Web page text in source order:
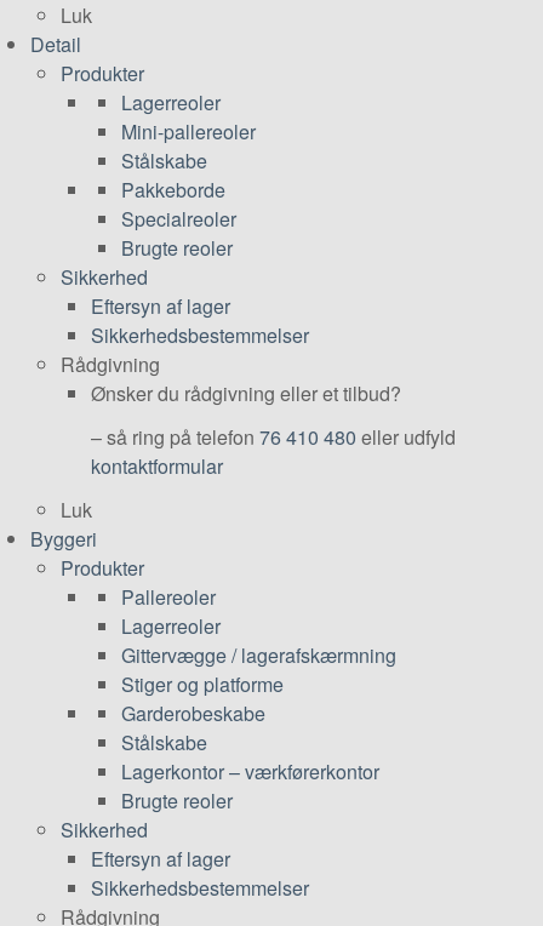
Luk
Detail
Produkter
Lagerreoler
Mini-pallereoler
Stålskabe
Pakkeborde
Specialreoler
Brugte reoler
Sikkerhed
Eftersyn af lager
Sikkerhedsbestemmelser
Rådgivning
Ønsker du rådgivning eller et tilbud?
– så ring på telefon 76 410 480 eller udfyld
kontaktformular
Luk
Byggeri
Produkter
Pallereoler
Lagerreoler
Gittervægge / lagerafskærmning
Stiger og platforme
Garderobeskabe
Stålskabe
Lagerkontor – værkførerkontor
Brugte reoler
Sikkerhed
Eftersyn af lager
Sikkerhedsbestemmelser
Rådgivning